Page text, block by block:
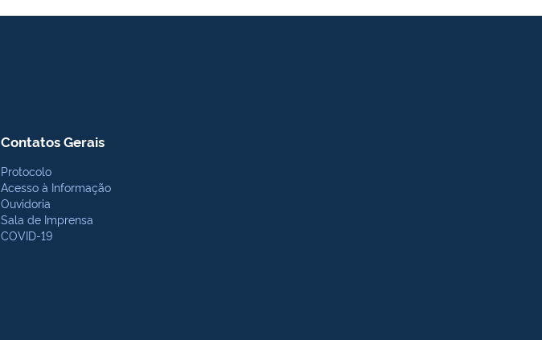
Contatos Gerais
Protocolo
Acesso à Informação
Ouvidoria
Sala de Imprensa
COVID-19